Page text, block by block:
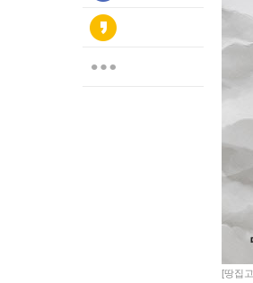
[땅집